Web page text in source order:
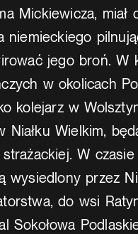
Mickiewicza,
niemieckiego
jego broń. W
w okolicach
kolejarz w
Niałku Wielkim,
W
wysiedlony przez
do wsi
Sokołowa